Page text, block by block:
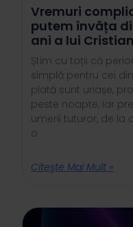
Vremuri
putem învăța
ani a lui
Știm cu toții că
simplă pentru cei
plată sunt uriașe,
peste noapte, iar
umerii tuturor, de la
o
Citeşte Mai Mult »